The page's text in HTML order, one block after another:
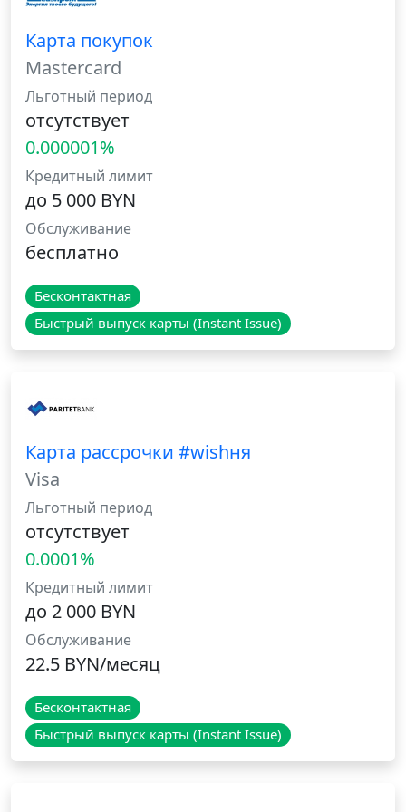
Карта покупок
Mastercard
Льготный период
отсутствует
0.000001%
Кредитный лимит
до 5 000 BYN
Обслуживание
бесплатно
Бесконтактная
Быстрый выпуск карты (Instant Issue)
Карта рассрочки #wishня
Visa
Льготный период
отсутствует
0.0001%
Кредитный лимит
до 2 000 BYN
Обслуживание
22.5 BYN/месяц
Бесконтактная
Быстрый выпуск карты (Instant Issue)